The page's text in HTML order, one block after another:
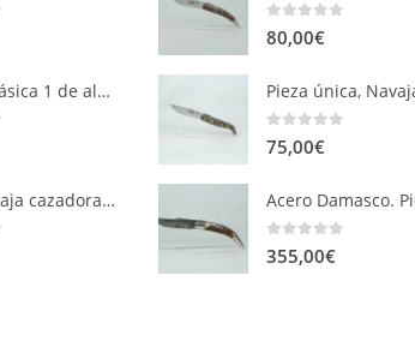
Navaja clásica 1 de aluminio y asta de ciervo fabricación en serie.
1010, navaja cazadora roja.
0 out of 5
80,00€
0out of 5
75,00€
0 out of 5
355,00€